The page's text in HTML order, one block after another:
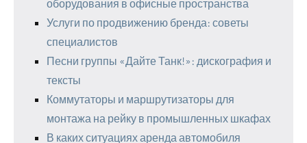
оборудования в офисные пространства
Услуги по продвижению бренда: советы
специалистов
Песни группы «Дайте Танк!»: дискография и
тексты
Коммутаторы и маршрутизаторы для
монтажа на рейку в промышленных шкафах
В каких ситуациях аренда автомобиля